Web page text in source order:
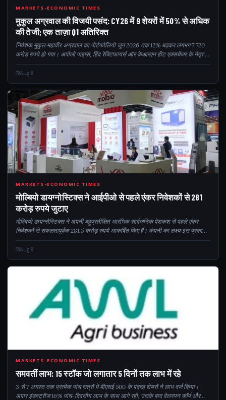
CY2
MARKETS-ECONOMIC TIMES
मुकुल अग्रवाल की विजयी पसंद: CY26 में 9 शेयरों में 50% से अधिक
की तेजी; एक ताज़ा Q1 अतिरिक्त
निवेशक मुकुल महावीर अग्रवाल का पोर्टफोलियो जून 2026 तक 12% बढ़कर लगभग 7,720
करोड़ रुपये हो गया। अपोलो पाइप्स, हिंद रेक्टिफायर्स और केआरएन हीट एक्सचेंजर के नेतृत्व
में कई होल्डिंग्स ने CY26 में मजबूत लाभ दिया। पोर्टफोलियो में यह भी बताया गया है...
Aug 8
281
MARKETS-ECONOMIC TIMES
मोल्बियो डायग्नोस्टिक्स ने आईपीओ से पहले एंकर निवेशकों से 281
करोड़ रुपये जुटाए
मोल्बियो डायग्नोस्टिक्स ने अपनी बहुप्रतीक्षित आरंभिक सार्वजनिक पेशकश से पहले एंकर
निवेशकों से सफलतापूर्वक 281.5 करोड़ रुपये आकर्षित किए हैं। कंपनी का लक्ष्य इस प्रकाशन
के जरिए 904 करोड़ रुपये से 940 करोड़ रुपये तक जुटाने का है...
Aug 8
155
MARKETS-ECONOMIC TIMES
समवर्ती लाभ: 15 स्टॉक जो लगातार 5 दिनों तक लाभ में रहे
3 से 7 अगस्त तक प्रत्येक पांच सत्रों में बीएसई 500 के पंद्रह शेयरों ने लाभ दर्ज किया।
अपार इंडस्ट्रीज 16% पांच-दिवसीय लाभ के साथ आगे रही, उसके बाद वेलस्पन कॉर्प और